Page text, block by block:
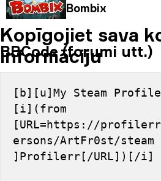
Bombix
Kopīgojiet sava
informāciju
BBCode (forumi utt.)
[b][u]My Steam
[i](from
[URL=https://
ersons/ArtFr0st/steam
]Profilerr[/URL])[/i]